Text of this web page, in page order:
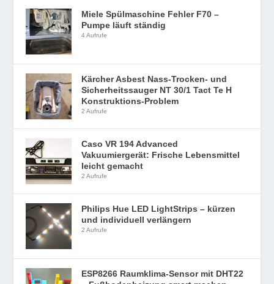
Miele Spülmaschine Fehler F70 –
Pumpe läuft ständig
4 Aufrufe
Kärcher Asbest Nass-Trocken- und
Sicherheitssauger NT 30/1 Tact Te H
Konstruktions-Problem
2 Aufrufe
Caso VR 194 Advanced
Vakuumiergerät: Frische Lebensmittel
leicht gemacht
2 Aufrufe
Philips Hue LED LightStrips – kürzen
und individuell verlängern
2 Aufrufe
ESP8266 Raumklima-Sensor mit DHT22